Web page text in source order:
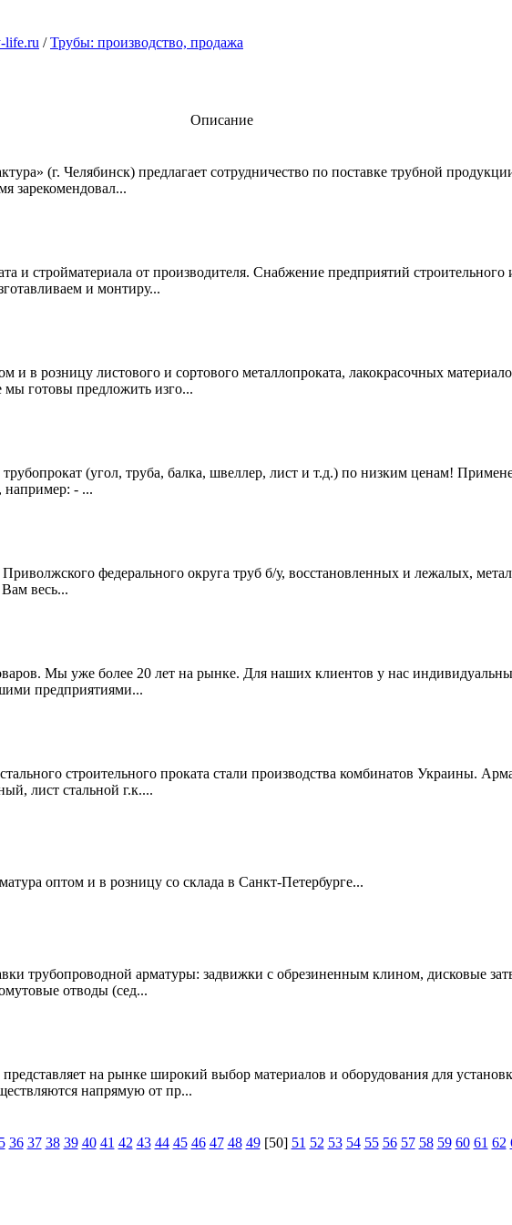
life.ru /Трубы: производство, продажа
Описание
(г. Челябинск) предлагает сотрудничество по поставке трубной
зарекомендовал...
и стройматериала от производителя. Снабжение предприятий
и монтиру...
и в розницу листового и сортового металлопроката, лакокрасочных
мы готовы предложить изго...
(угол, труба, балка, швеллер, лист и т.д.) по низким ценам!
например: - ...
федерального округа труб б/у, восстановленных и лежалых,
весь...
Мы уже более 20 лет на рынке. Для наших клиентов у нас
предприятиями...
строительного проката стали производства комбинатов Украины.
лист стальной г.к....
оптом и в розницу со склада в Санкт-Петербурге...
трубопроводной арматуры: задвижки с обрезиненным клином, дисковые
отводы (сед...
на рынке широкий выбор материалов и оборудования для
напрямую от пр...
36 37 38 39 40 41 42 43 44 45 46 47 48 49[50] 51 52 53 54 55 56 57 58 59 60 61 62